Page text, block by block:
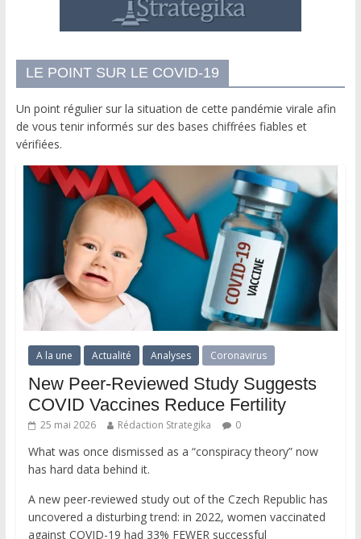
LE POINT SUR LE COVID-19
Un point régulier sur la situation de cette pandémie virale afin
de vous tenir informés sur des bases chiffrées fiables et
vérifiées.
A la une Actualité Analyses Coronavirus
New Peer-Reviewed Study Suggests
COVID Vaccines Reduce Fertility
25 mai 2026 Rédaction Strategika 0
What was once dismissed as a “conspiracy theory” now
has hard data behind it.
A new peer-reviewed study out of the Czech Republic has
uncovered a disturbing trend: in 2022, women vaccinated
against COVID-19 had 33% FEWER successful